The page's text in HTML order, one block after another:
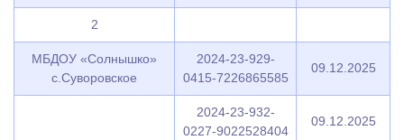
2
МБДОУ «Солнышко»
с.Суворовское
2024-23-929-
0415-7226865585
09.12.2025
2024-23-932-
0227-9022528404
09.12.2025